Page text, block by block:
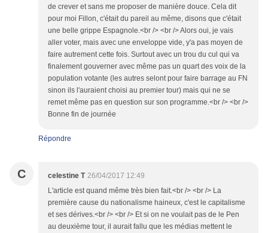
de crever et sans me proposer de manière douce. Cela dit
pour moi Fillon, c'était du pareil au même, disons que c'était
une belle grippe Espagnole.<br /> <br /> Alors oui, je vais
aller voter, mais avec une enveloppe vide, y'a pas moyen de
faire autrement cette fois. Surtout avec un trou du cul qui va
finalement gouverner avec même pas un quart des voix de la
population votante (les autres selont pour faire barrage au FN
sinon ils l'auraient choisi au premier tour) mais qui ne se
remet même pas en question sur son programme.<br /> <br />
Bonne fin de journée
Répondre
C celestine T 26/04/2017 12:49
L'article est quand même très bien fait.<br /> <br /> La
première cause du nationalisme haineux, c'est le capitalisme
et ses dérives.<br /> <br /> Et si on ne voulait pas de le Pen
au deuxième tour, il aurait fallu que les médias mettent le